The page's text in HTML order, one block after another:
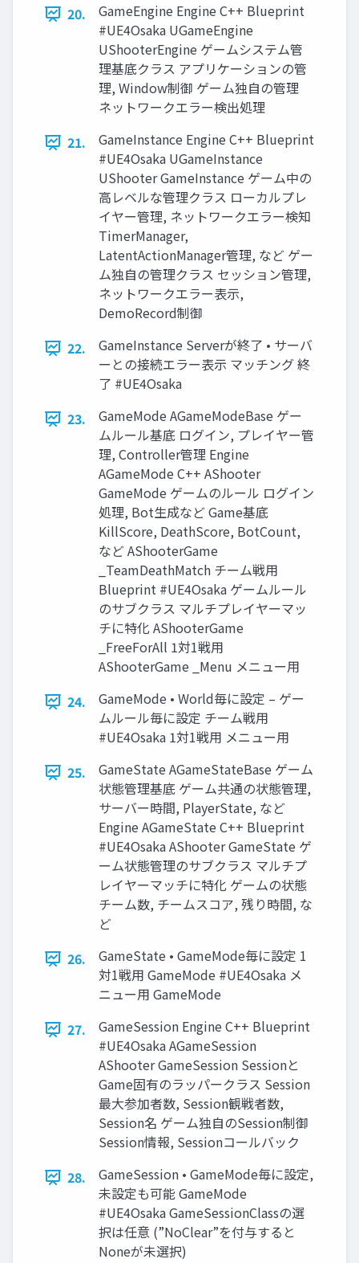
20.
GameEngine Engine C++ Blueprint
#UE4Osaka UGameEngine
UShooterEngine ゲームシステム管
理基底クラス アプリケーションの管
理, Window制御 ゲーム独自の管理
ネットワークエラー検出処理
21.
GameInstance Engine C++ Blueprint
#UE4Osaka UGameInstance
UShooter GameInstance ゲーム中の
高レベルな管理クラス ローカルプレ
イヤー管理, ネットワークエラー検知
TimerManager,
LatentActionManager管理, など ゲー
ム独自の管理クラス セッション管理,
ネットワークエラー表示,
DemoRecord制御
22.
GameInstance Serverが終了 • サーバ
ーとの接続エラー表示 マッチング 終
了 #UE4Osaka
23.
GameMode AGameModeBase ゲー
ムルール基底 ログイン, プレイヤー管
理, Controller管理 Engine
AGameMode C++ AShooter
GameMode ゲームのルール ログイン
処理, Bot生成など Game基底
KillScore, DeathScore, BotCount,
など AShooterGame
_TeamDeathMatch チーム戦用
Blueprint #UE4Osaka ゲームルール
のサブクラス マルチプレイヤーマッ
チに特化 AShooterGame
_FreeForAll 1対1戦用
AShooterGame _Menu メニュー用
24.
GameMode • World毎に設定 – ゲー
ムルール毎に設定 チーム戦用
#UE4Osaka 1対1戦用 メニュー用
25.
GameState AGameStateBase ゲーム
状態管理基底 ゲーム共通の状態管理,
サーバー時間, PlayerState, など
Engine AGameState C++ Blueprint
#UE4Osaka AShooter GameState ゲ
ーム状態管理のサブクラス マルチプ
レイヤーマッチに特化 ゲームの状態
チーム数, チームスコア, 残り時間, な
ど
26.
GameState • GameMode毎に設定 1
対1戦用 GameMode #UE4Osaka メ
ニュー用 GameMode
27.
GameSession Engine C++ Blueprint
#UE4Osaka AGameSession
AShooter GameSession Sessionと
Game固有のラッパークラス Session
最大参加者数, Session観戦者数,
Session名 ゲーム独自のSession制御
Session情報, Sessionコールバック
28.
GameSession • GameMode毎に設定,
未設定も可能 GameMode
#UE4Osaka GameSessionClassの選
択は任意 (”NoClear”を付与すると
Noneが未選択)